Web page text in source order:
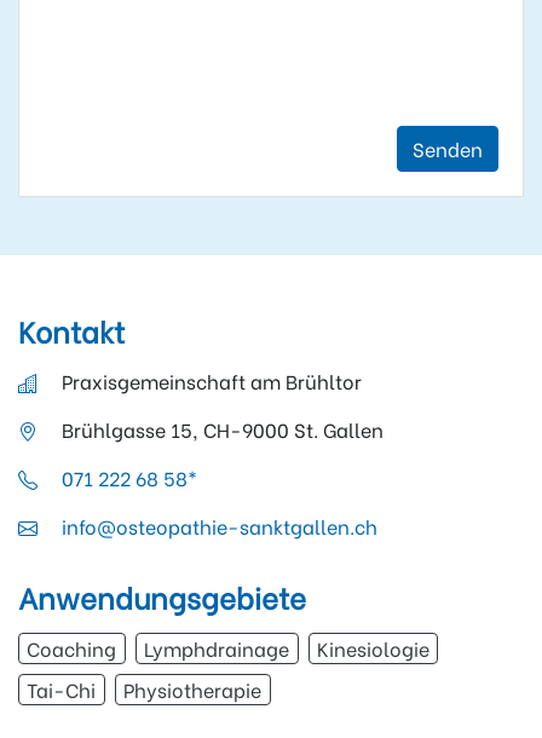
Senden
Kontakt
Praxisgemeinschaft am Brühltor
Brühlgasse 15, CH-9000 St. Gallen
071 222 68 58*
info@osteopathie-sanktgallen.ch
Anwendungsgebiete
Coaching Lymphdrainage
Kinesiologie
Tai-Chi
Physiotherapie